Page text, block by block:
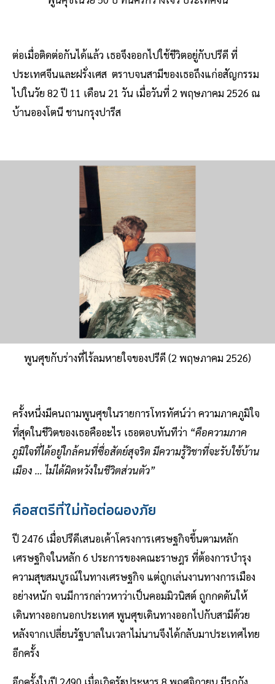
ต่อเมื่อติดต่อกันได้แล้ว เธอจึงออกไปใช้ชีวิตอยู่กับปรีดี ที่
ประเทศจีนและฝรั่งเศส ตราบจนสามีของเธอถึงแก่อสัญกรรม
ไปในวัย 82 ปี 11 เดือน 21 วัน เมื่อวันที่ 2 พฤษภาคม 2526 ณ
บ้านอองโตนี ชานกรุงปารีส
พูนศุขกับร่างที่ไร้ลมหายใจของปรีดี (2 พฤษภาคม 2526)
ครั้งหนึ่งมีคนถามพูนศุขในรายการโทรทัศน์ว่า ความภาคภูมิใจ
ที่สุดในชีวิตของเธอคืออะไร เธอตอบทันทีว่า “คือความภาค
ภูมิใจที่ได้อยู่ใกล้คนที่ซื่อสัตย์สุจริต มีความรู้วิชาที่จะรับใช้บ้าน
เมือง … ไม่ได้ผิดหวังในชีวิตส่วนตัว”
คือสตรีที่ไม่ท้อต่อผองภัย
ปี 2476 เมื่อปรีดีเสนอเค้าโครงการเศรษฐกิจขึ้นตามหลัก
เศรษฐกิจในหลัก 6 ประการของคณะราษฎร ที่ต้องการบำรุง
ความสุขสมบูรณ์ในทางเศรษฐกิจ แต่ถูกเล่นงานทางการเมือง
อย่างหนัก จนมีการกล่าวหาว่าเป็นคอมมิวนิสต์ ถูกกดดันให้
เดินทางออกนอกประเทศ พูนศุขเดินทางออกไปกับสามีด้วย
หลังจากเปลี่ยนรัฐบาลในเวลาไม่นานจึงได้กลับมาประเทศไทย
อีกครั้ง